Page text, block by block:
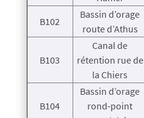
B102
Bassin d’orage
route d’Athus
B103
Canal de
rétention rue de
la Chiers
B104
Bassin d’orage
rond-point